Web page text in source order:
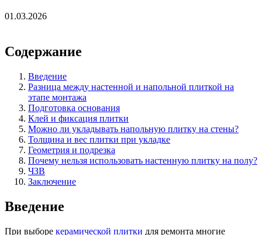
01.03.2026
Содержание
Введение
Разница между настенной и напольной плиткой на
этапе монтажа
Подготовка основания
Клей и фиксация плитки
Можно ли укладывать напольную плитку на стены?
Толщина и вес плитки при укладке
Геометрия и подрезка
Почему нельзя использовать настенную плитку на полу?
ЧЗВ
Заключение
Введение
При выборе керамической плитки для ремонта многие